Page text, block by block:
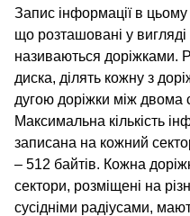
Запис інформації в цьому
що розташовані у вигляді
називаються доріжками.
диска, ділять кожну з
дугою доріжки між двома
Максимальна кількість
записана на кожний
– 512 байтів. Кожна
сектори, розміщені на
сусідніми радіусами,